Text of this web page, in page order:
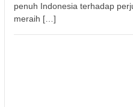
penuh Indonesia terhadap
meraih […]